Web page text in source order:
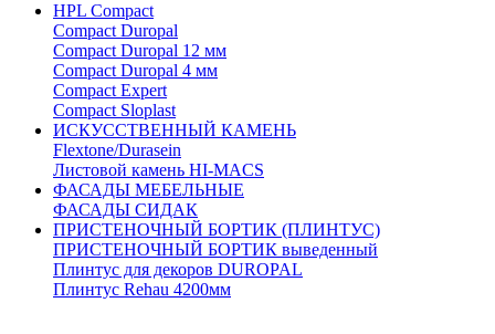
HPL Compact
Compact Duropal
Compact Duropal 12 мм
Compact Duropal 4 мм
Compact Expert
Compact Sloplast
ИСКУССТВЕННЫЙ КАМЕНЬ
Flextone/Durasein
Листовой камень HI-MACS
ФАСАДЫ МЕБЕЛЬНЫЕ
ФАСАДЫ СИДАК
ПРИСТЕНОЧНЫЙ БОРТИК (ПЛИНТУС)
ПРИСТЕНОЧНЫЙ БОРТИК выведенный
Плинтус для декоров DUROPAL
Плинтус Rehau 4200мм